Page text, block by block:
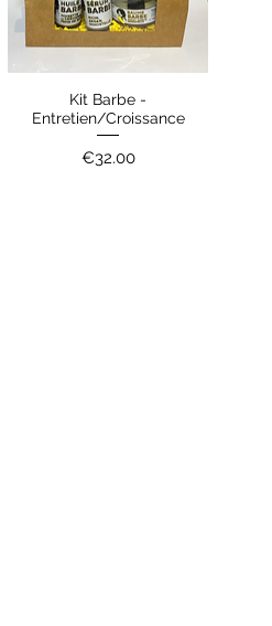
Quick View
Kit Barbe -
Entretien/Croissance
Price
€32.00